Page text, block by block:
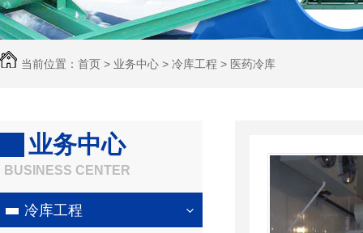
当前位置： 首页 > 业务中心 > 冷库工程 > 医药冷库
业务中心
BUSINESS CENTER
冷库工程